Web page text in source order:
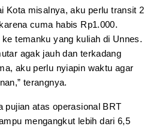
Kota misalnya, aku perlu transit 2
cuma habis Rp1.000.
temanku yang kuliah di Unnes.
agak jauh dan terkadang
aku perlu nyiapin waktu agar
terangnya.
pujian atas operasional BRT
mengangkut lebih dari 6,5